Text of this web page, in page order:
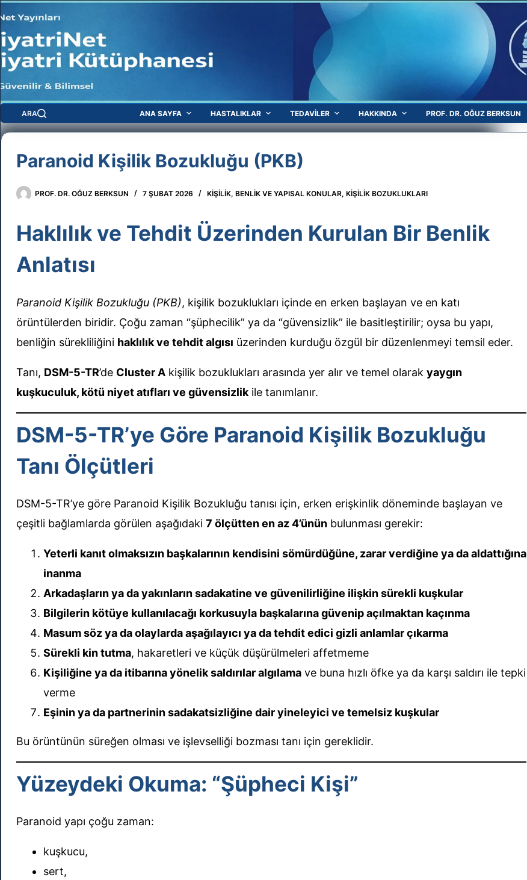
to
content
ARA ANA SAYFA HASTALIKLAR TEDAVILER HAKKINDA PROF. DR. OĞUZ BERKSUN
Paranoid Kişilik Bozukluğu (PKB)
PROF. DR. OĞUZ BERKSUN 7 ŞUBAT 2026 KIŞILIK, BENLIK VE YAPISAL KONULAR, KIŞILIK BOZUKLUKLARI
Haklılık ve Tehdit Üzerinden Kurulan Bir Benlik
Anlatısı
Paranoid Kişilik Bozukluğu (PKB), kişilik bozuklukları içinde en erken başlayan ve en katı
örüntülerden biridir. Çoğu zaman “şüphecilik” ya da “güvensizlik” ile basitleştirilir; oysa bu yapı,
benliğin sürekliliğini haklılık ve tehdit algısı üzerinden kurduğu özgül bir düzenlenmeyi temsil eder.
Tanı, DSM-5-TR’de Cluster A kişilik bozuklukları arasında yer alır ve temel olarak yaygın
kuşkuculuk, kötü niyet atıfları ve güvensizlik ile tanımlanır.
DSM-5-TR’ye Göre Paranoid Kişilik Bozukluğu
Tanı Ölçütleri
DSM-5-TR’ye göre Paranoid Kişilik Bozukluğu tanısı için, erken erişkinlik döneminde başlayan ve
çeşitli bağlamlarda görülen aşağıdaki 7 ölçütten en az 4’ünün bulunması gerekir:
Yeterli kanıt olmaksızın başkalarının kendisini sömürdüğüne, zarar verdiğine ya da aldattığına
inanma
Arkadaşların ya da yakınların sadakatine ve güvenilirliğine ilişkin sürekli kuşkular
Bilgilerin kötüye kullanılacağı korkusuyla başkalarına güvenip açılmaktan kaçınma
Masum söz ya da olaylarda aşağılayıcı ya da tehdit edici gizli anlamlar çıkarma
Sürekli kin tutma, hakaretleri ve küçük düşürülmeleri affetmeme
Kişiliğine ya da itibarına yönelik saldırılar algılama ve buna hızlı öfke ya da karşı saldırı ile tepki
verme
Eşinin ya da partnerinin sadakatsizliğine dair yineleyici ve temelsiz kuşkular
Bu örüntünün süreğen olması ve işlevselliği bozması tanı için gereklidir.
Yüzeydeki Okuma: “Şüpheci Kişi”
Paranoid yapı çoğu zaman:
kuşkucu,
sert,